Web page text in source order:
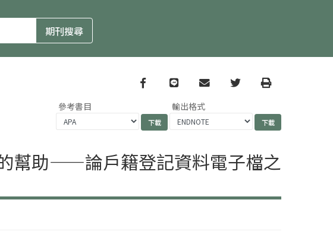
Facebook
line email TwitterPrint
參考書目 輸出格式
幫助——論戶籍登記資料電子檔之